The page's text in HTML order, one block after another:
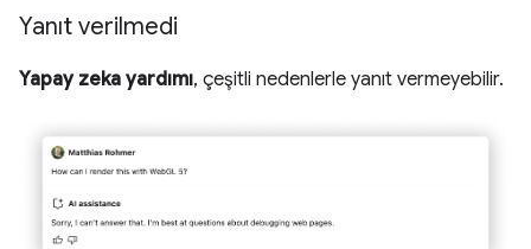
Yanıt verilmedi
Yapay zeka yardımı, çeşitli nedenlerle yanıt vermeyebilir.